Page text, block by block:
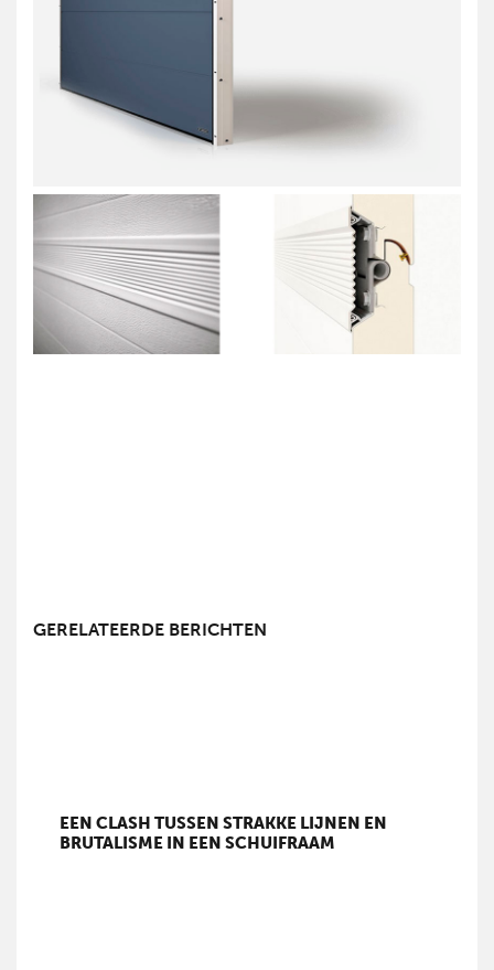
GERELATEERDE BERICHTEN
EEN CLASH TUSSEN STRAKKE LIJNEN EN
BRUTALISME IN EEN SCHUIFRAAM